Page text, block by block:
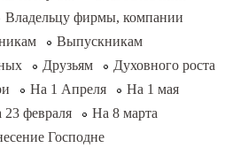
Владельцу фирмы, компании
Выпускникам
Друзьям
Духовного роста
На 1 Апреля
На 1 мая
23 февраля
На 8 марта
Господне